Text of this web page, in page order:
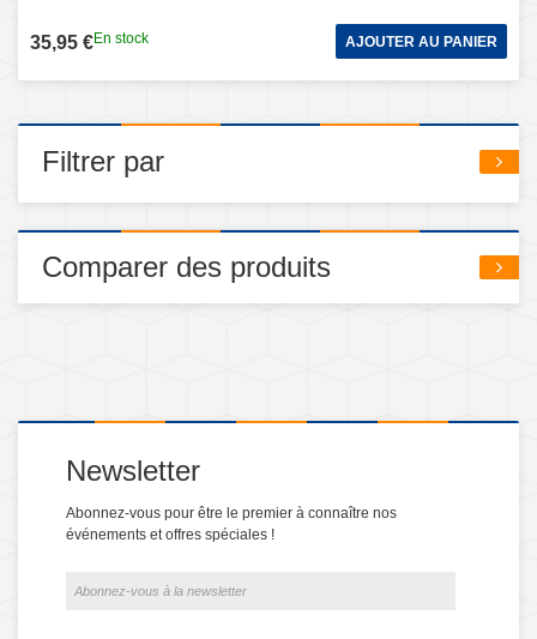
35,95 €En stock AJOUTER AU PANIER
Filtrer par
Comparer des produits
Newsletter
Abonnez-vous pour être le premier à connaître nos
événements et offres spéciales !